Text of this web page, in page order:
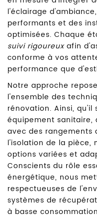
l'éclairage
performants et des
optimisées. Chaque
suivi rigoureuxafin
conforme à vos
performance que
Notre approche
l'ensemble des
rénovation. Ainsi, qu'il
équipement sanitaire,
avec des rangements
l'isolation de la pièce,
options variées et
Conscients du rôle
énergétique, nous
respectueuses de
systèmes de
à basse